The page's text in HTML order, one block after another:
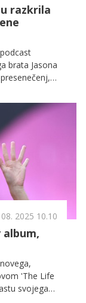
razkrila
brata Jasona
2025 10.10
'The Life
svojega